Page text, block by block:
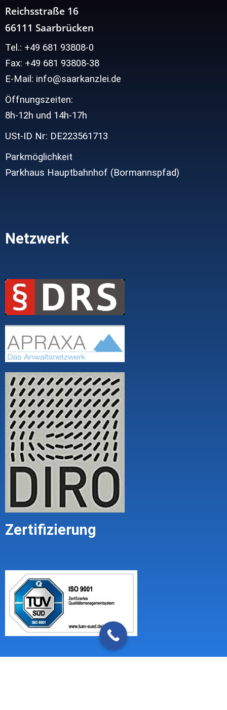
Reichsstraße 16
66111 Saarbrücken
Tel.: +49 681 93808-0
Fax: +49 681 93808-38
E-Mail: info@saarkanzlei.de
Öffnungszeiten:
8h-12h und 14h-17h
USt-ID Nr: DE223561713
Parkmöglichkeit
Parkhaus Hauptbahnhof (Bormannspfad)
Netzwerk
Zertifizierung